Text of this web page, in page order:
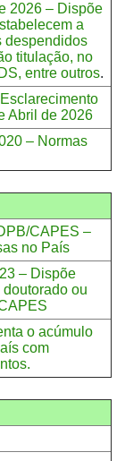
2026 – Dispõe
a
despendidos
titulação, no
entre outros.
Abril de 2026
– Normas
CAPES –
no País
– Dispõe
ou
o acúmulo
com